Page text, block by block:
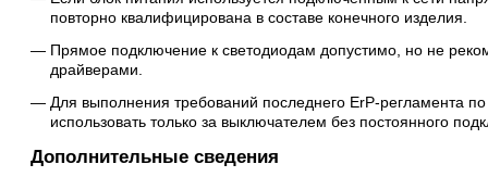
повторно квалифицирована в составе конечного изделия.
Прямое подключение к светодиодам допустимо, но не
драйверами.
Для выполнения требований последнего ErP-регламента по
использовать только за выключателем без постоянного
Дополнительные сведения